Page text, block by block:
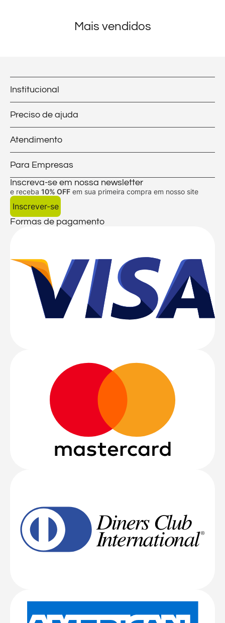
Mais vendidos
Institucional
Preciso de ajuda
Atendimento
Para Empresas
Inscreva-se em nossa newsletter
e receba 10% OFF em sua primeira compra em nosso site
Inscrever-se
Formas de pagamento